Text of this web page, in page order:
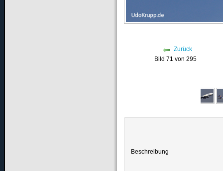
Zurück
Bild 71 von 295
Beschreibung